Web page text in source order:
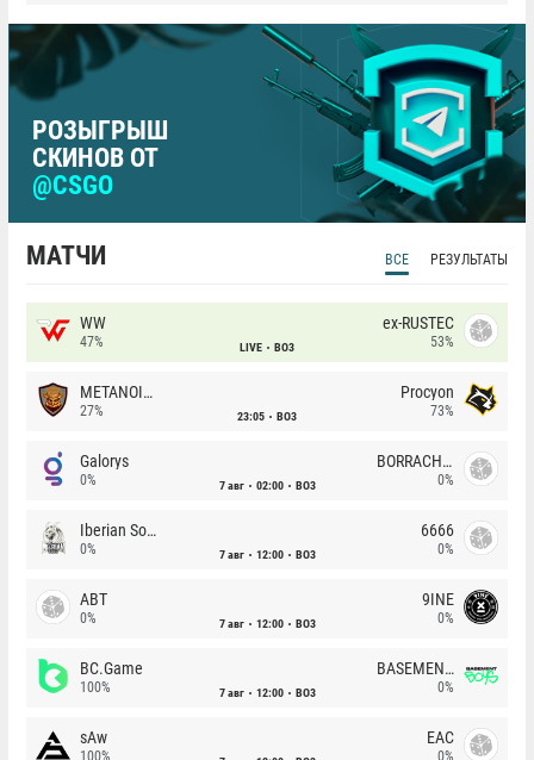
РОЗЫГРЫШ
СКИНОВ ОТ
@CSGO
МАТЧИ ВСЕ РЕЗУЛЬТАТЫ
WW
47% LIVE BO3
ex-RUSTEC
53%
METANOIA Wolves
27% 23:05 BO3
Procyon
73%
Galorys
0% 7 авг 02:00 BO3
BORRACHEIROS
0%
Iberian Soul
0% 7 авг 12:00 BO3
6666
0%
ABT
0% 7 авг 12:00 BO3
9INE
0%
BC.Game
100% 7 авг 12:00 BO3
BASEMENT BOYS
0%
sAw
100%
EAC
0%